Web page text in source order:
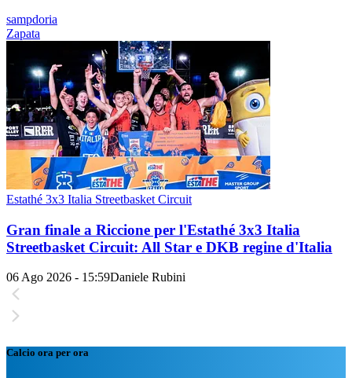
sampdoria
Zapata
Estathé 3x3 Italia Streetbasket Circuit
Gran finale a Riccione per l'Estathé 3x3 Italia
Streetbasket Circuit: All Star e DKB regine d'Italia
06 Ago 2026 - 15:59Daniele Rubini
Calcio ora per ora